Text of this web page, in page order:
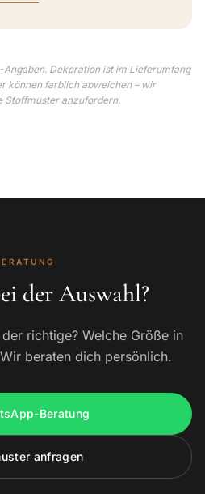
Dekoration ist im Lieferumfang
können farblich abweichen – wir
Stoffmuster anzufordern.
der Auswahl?
richtige? Welche Größe in
beraten dich persönlich.
Beratung
anfragen